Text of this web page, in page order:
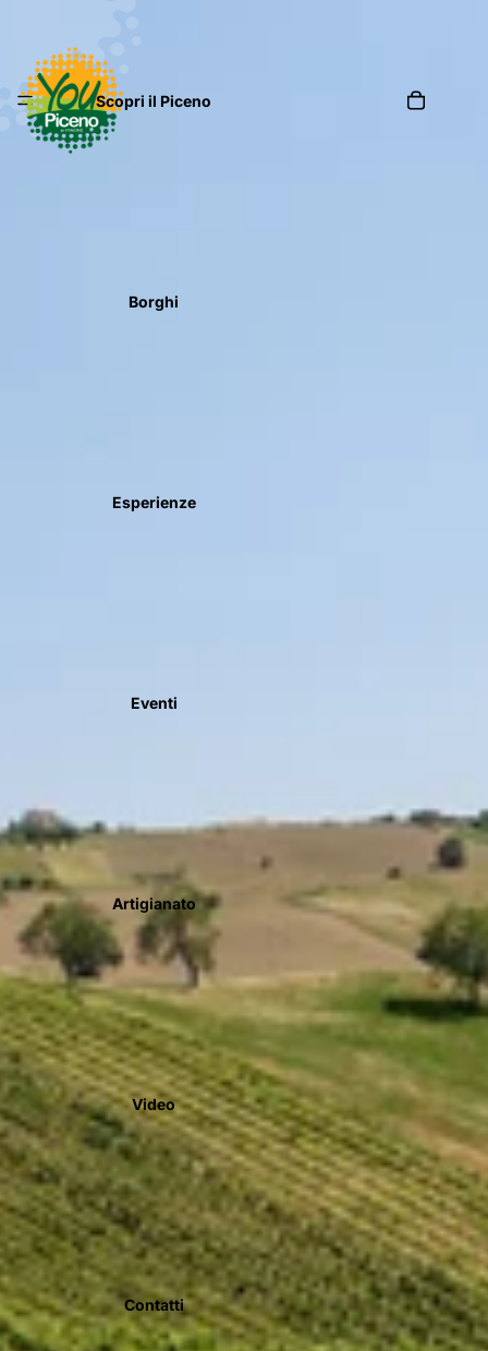
Scopri il Piceno
Borghi
Esperienze
Eventi
Artigianato
Video
Contatti